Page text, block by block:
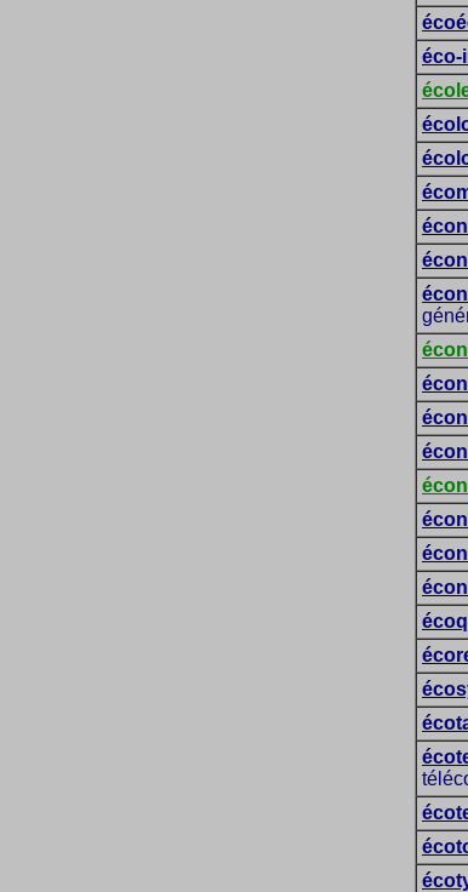
éco-